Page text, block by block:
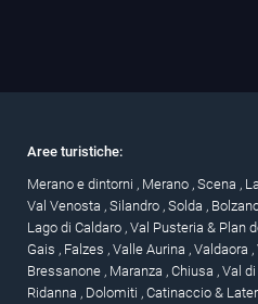
Aree turistiche:
Merano e dintorni , Merano , Scena ,
Val Venosta , Silandro , Solda ,
Lago di Caldaro , Val Pusteria & Plan
Gais , Falzes , Valle Aurina , Valdaora ,
Bressanone , Maranza , Chiusa , Val
Ridanna , Dolomiti , Catinaccio &